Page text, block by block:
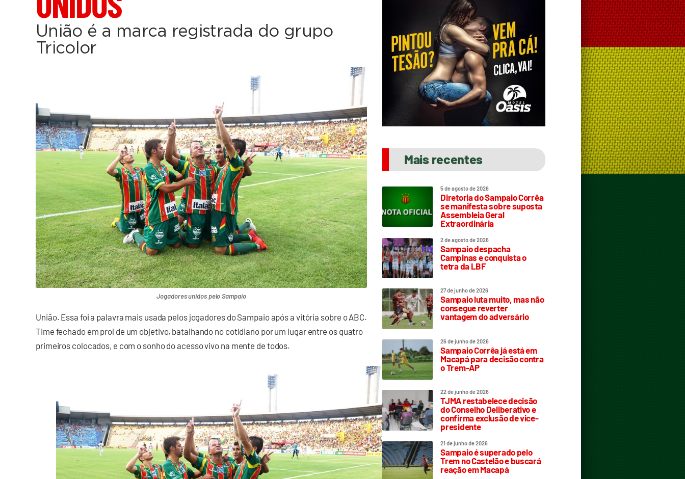
União é a marca registrada do grupo
Tricolor
Jogadores unidos pelo Sampaio
União. Essa foi a palavra mais usada pelos jogadores do Sampaio após a vitória sobre o ABC.
Time fechado em prol de um objetivo, batalhando no cotidiano por um lugar entre os quatro
primeiros colocados, e com o sonho do acesso vivo na mente de todos.
Mais recentes
5 de agosto de 2026
Diretoria do Sampaio Corrêa
se manifesta sobre suposta
Assembleia Geral
Extraordinária
2 de agosto de 2026
Sampaio despacha
Campinas e conquista o
tetra da LBF
27 de junho de 2026
Sampaio luta muito, mas não
consegue reverter
vantagem do adversário
26 de junho de 2026
Sampaio Corrêa já está em
Macapá para decisão contra
o Trem-AP
22 de junho de 2026
TJMA restabelece decisão
do Conselho Deliberativo e
confirma exclusão de vice-
presidente
21 de junho de 2026
Sampaio é superado pelo
Trem no Castelão e buscará
reação em Macapá